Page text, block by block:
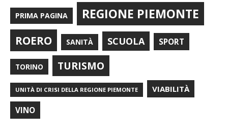
PRIMA PAGINA REGIONE PIEMONTE
ROERO SANITÀ SCUOLA SPORT
TORINO TURISMO
UNITÀ DI CRISI DELLA REGIONE PIEMONTE VIABILITÀ
VINO